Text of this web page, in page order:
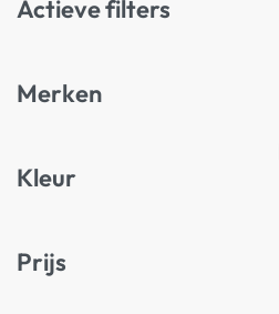
Actieve filters
Merken
Kleur
Prijs